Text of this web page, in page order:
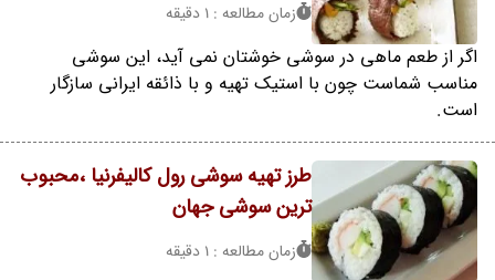
زمان مطالعه : 1 دقیقه
اگر از طعم ماهی در سوشی خوشتان نمی آید، این سوشی
مناسب شماست چون با استیک تهیه و با ذائقه ایرانی سازگار
است.
طرز تهیه سوشی رول کالیفرنیا ،محبوب
ترین سوشی جهان
زمان مطالعه : 1 دقیقه